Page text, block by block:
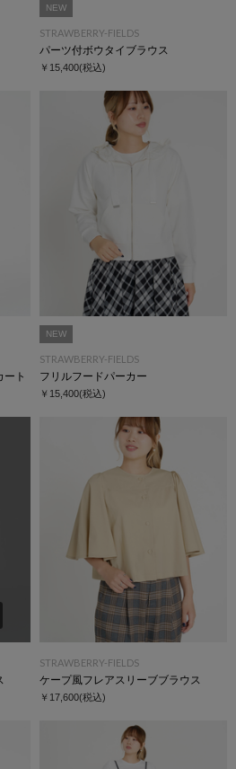
NEW
STRAWBERRY-FIELDS
パーツ付ボウタイブラウス
￥15,400(税込)
ート
NEW
STRAWBERRY-FIELDS
フリルフードパーカー
￥15,400(税込)
STRAWBERRY-FIELDS
ケープ風フレアスリーブブラウス
￥17,600(税込)